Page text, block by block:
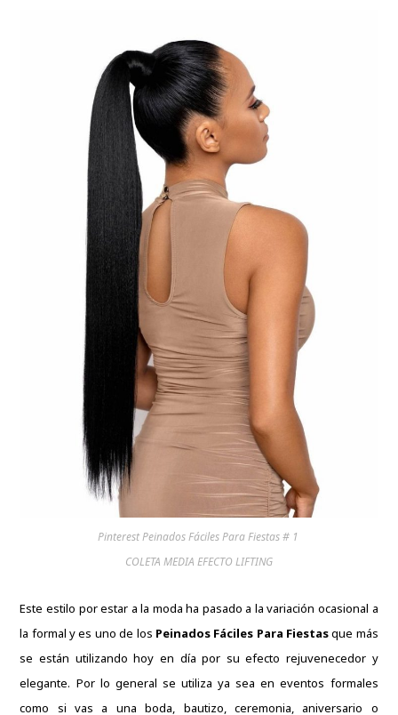
Pinterest Peinados Fáciles Para Fiestas # 1
COLETA MEDIA EFECTO LIFTING
Este estilo por estar a la moda ha pasado a la variación ocasional a
la formal y es uno de los Peinados Fáciles Para Fiestasque más
se están utilizando hoy en día por su efecto rejuvenecedor y
elegante. Por lo general se utiliza ya sea en eventos formales
como si vas a una boda, bautizo, ceremonia, aniversario o